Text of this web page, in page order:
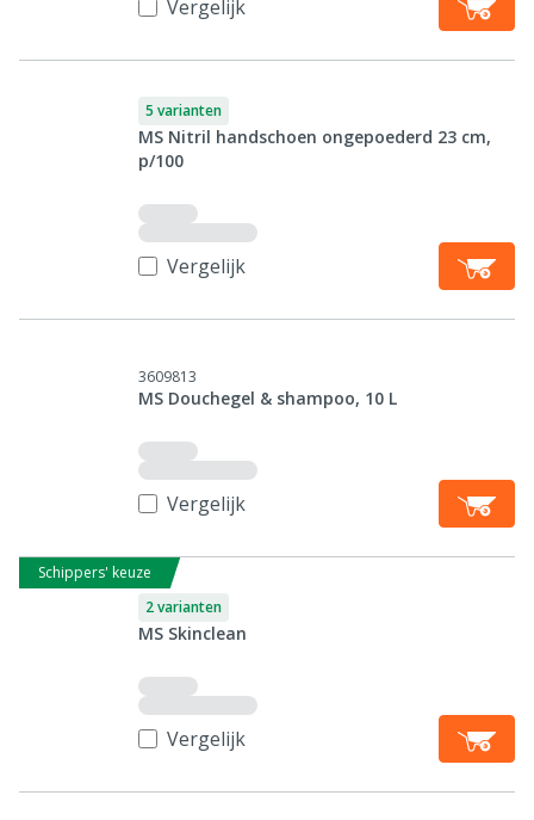
Vergelijk
5 varianten
MS Nitril handschoen ongepoederd 23 cm,
p/100
Vergelijk
3609813
MS Douchegel & shampoo, 10 L
Vergelijk
Schippers' keuze
2 varianten
MS Skinclean
Vergelijk